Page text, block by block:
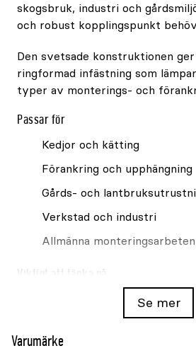
skogsbruk, industri och
och robust kopplingspunkt
Den svetsade konstruktionen
ringformad infästning som
typer av monterings- och
Passar för
Kedjor och kätting
Förankring och upphängning
Gårds- och
Verkstad och industri
Allmänna monteringsarbeten
Viktigt att tänka på
Kontrollera att bindringensSe mer
Varumärke